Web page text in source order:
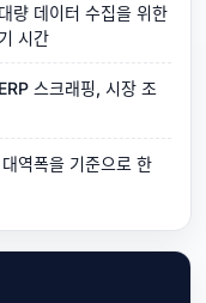
량 데이터 수집을 위한
시간
스크래핑, 시장 조
역폭을 기준으로 한